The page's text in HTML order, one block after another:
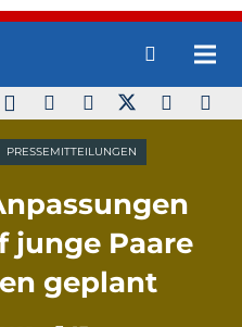
PRESSEMITTEILUNGEN
junge Paare
geplant